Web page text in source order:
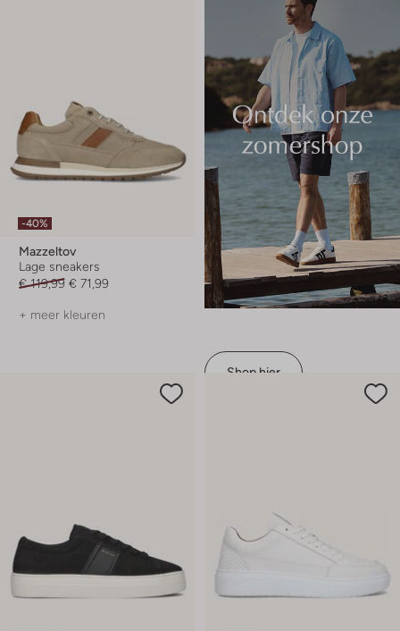
-40%
Mazzeltov
Lage sneakers
€ 119,99 € 71,99
+ meer kleuren
Shop hier